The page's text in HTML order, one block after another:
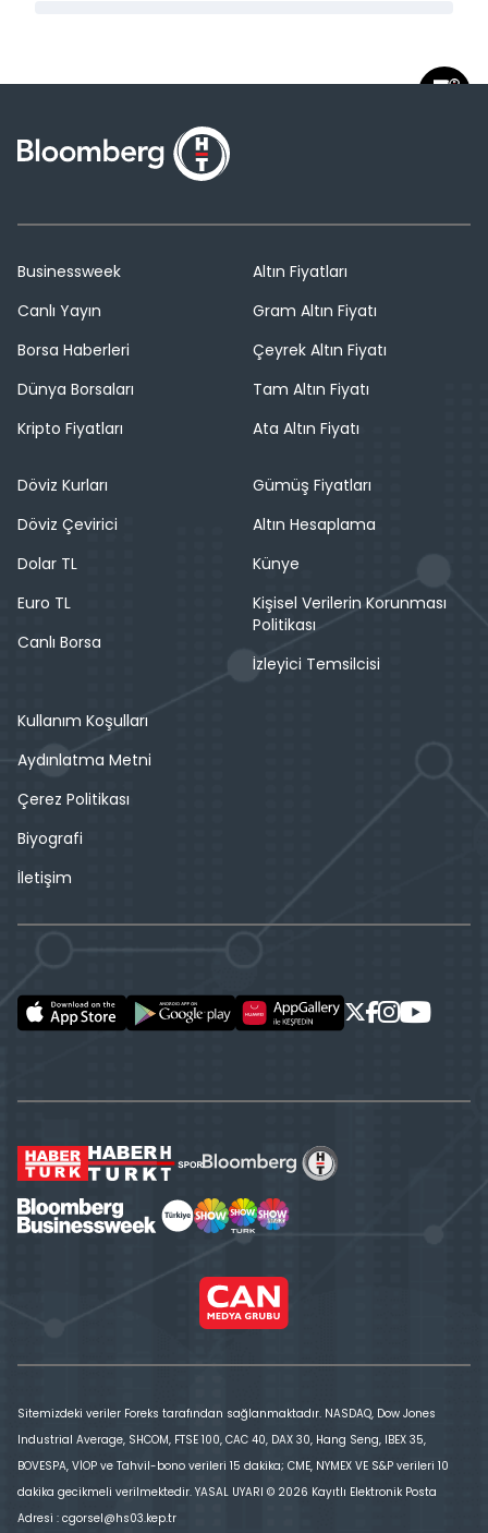
Businessweek
Canlı Yayın
Borsa Haberleri
Dünya Borsaları
Kripto Fiyatları
Altın Fiyatları
Gram Altın Fiyatı
Çeyrek Altın Fiyatı
Tam Altın Fiyatı
Ata Altın Fiyatı
Döviz Kurları
Döviz Çevirici
Dolar TL
Euro TL
Canlı Borsa
Gümüş Fiyatları
Altın Hesaplama
Künye
Kişisel Verilerin Korunması
Politikası
İzleyici Temsilcisi
Kullanım Koşulları
Aydınlatma Metni
Çerez Politikası
Biyografi
İletişim
Sitemizdeki veriler Foreks tarafından sağlanmaktadır. NASDAQ, Dow Jones
Industrial Average, SHCOM, FTSE 100, CAC 40, DAX 30, Hang Seng, IBEX 35,
BOVESPA, VİOP ve Tahvil-bono verileri 15 dakika; CME, NYMEX VE S&P verileri 10
dakika gecikmeli verilmektedir. YASAL UYARI © 2026 Kayıtlı Elektronik Posta
Adresi : cgorsel@hs03.kep.tr